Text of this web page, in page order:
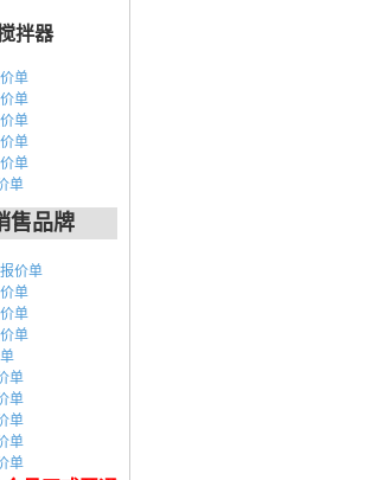
拌器
单
单
单
单
单
单
售品牌
价单
单
单
单
单
单
单
单
单